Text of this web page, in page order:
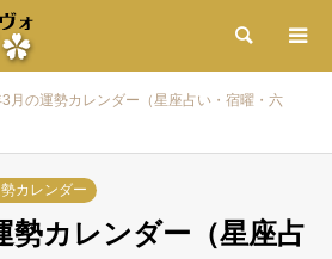
検索
月の運勢カレンダー（星座占い・宿曜・六
カレンダー
勢カレンダー（星座占